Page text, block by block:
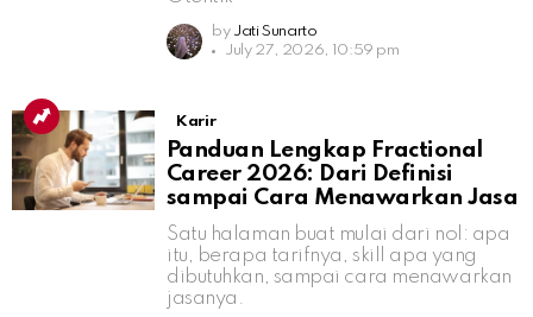
by Jati Sunarto
July 27, 2026, 10:59 pm
Karir
Panduan Lengkap Fractional
Career 2026: Dari Definisi
sampai Cara Menawarkan Jasa
Satu halaman buat mulai dari nol: apa
itu, berapa tarifnya, skill apa yang
dibutuhkan, sampai cara menawarkan
jasanya.